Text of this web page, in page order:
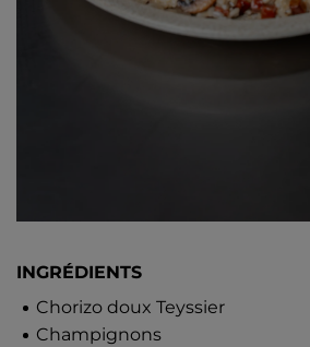
INGRÉDIENTS
Chorizo doux Teyssier
Champignons